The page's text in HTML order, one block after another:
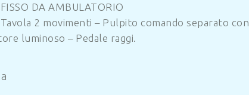
DA AMBULATORIO
2 movimenti – Pulpito comando separato con
luminoso – Pedale raggi.